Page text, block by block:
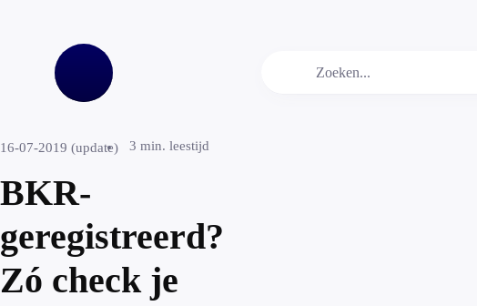
16-07-2019 (update) 3 min. leestijd
BKR-
geregistreerd?
Zó check je